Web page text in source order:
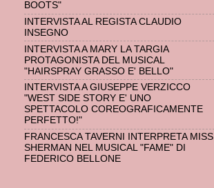
BOOTS"
INTERVISTA AL REGISTA CLAUDIO
INSEGNO
INTERVISTA A MARY LA TARGIA
PROTAGONISTA DEL MUSICAL
"HAIRSPRAY GRASSO E' BELLO"
INTERVISTA A GIUSEPPE VERZICCO
"WEST SIDE STORY E' UNO
SPETTACOLO COREOGRAFICAMENTE
PERFETTO!"
FRANCESCA TAVERNI INTERPRETA MISS
SHERMAN NEL MUSICAL "FAME" DI
FEDERICO BELLONE